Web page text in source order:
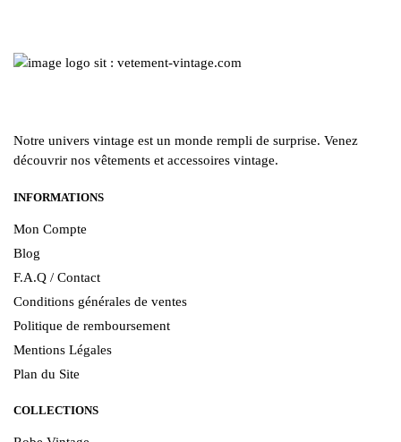
Notre univers vintage est un monde rempli de surprise. Venez
découvrir nos vêtements et accessoires vintage.
INFORMATIONS
Mon Compte
Blog
F.A.Q / Contact
Conditions générales de ventes
Politique de remboursement
Mentions Légales
Plan du Site
COLLECTIONS